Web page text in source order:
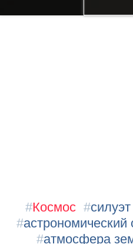
#Космос #силуэт
#астрономический
#атмосфера